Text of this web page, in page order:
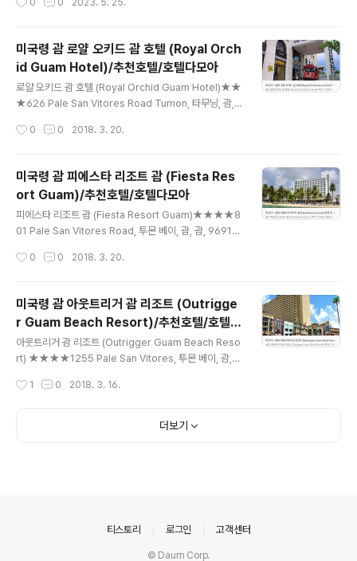
느껴보세요. 이용 가능한 택시 서비스..
다. 도심의 뛰어난 위치가 돋보이는 힐튼 시드니에 머물며
스에서 단 1.8km 거리의 편리한 위치에 있는 힐튼 시드니
에서 휴가를 더 다양하게 즐기세요. 힐튼 시드니에서 최적
의 서비스와 편의 시설을 이용해 보세요. 호텔 내에서 제공
되는 무료 인터넷으로 편리함과 만족감을 느껴보세요. 호
텔에서 제공하는 택시 서비스를 통해 편리한 시드니 여행
을 이용하시기 바랍니다. 익스프레스 체크인/체크아웃, 여
0 0 2023. 5. 25.
미국령 괌 로얄 오키드 괌 호텔 (Royal Orch
id Guam Hotel)/추천호텔/호텔다모아
로얄 오키드 괌 호텔 (Royal Orchid Guam Hotel)★★
★626 Pale San Vitores Road Tumon, 타무닝, 괌,
umon Bay)의 전망을 자랑하는 Royal Orchid Hotel은
갖추고 있습니다. 호텔은 4개의 레스토랑을 보유하고 있으
며, 대부분의 객실에서 바다의 전망을 즐기실 수 있습니다.
무료 Wi-Fi도 제공됩니다. Guam Royal Orchid Hotel
의 각 객실과 스위트룸은 에어컨, 전통적인 장식과 견고한
대리석 바닥을 갖추고 있습니다. 객실에서 도시, 수영장 또
는 냉장고와 커피..
0 0 2018. 3. 20.
미국령 괌 피에스타 리조트 괌 (Fiesta Res
ort Guam)/추천호텔/호텔다모아
피에스타 리조트 괌 (Fiesta Resort Guam)★★★★8
01 Pale San Vitores Road, 투몬 베이, 괌, 괌, 96913
로 위치해 있는 Fiesta Resort Guam은 어린이 프로그
BQ 레스토랑에서 다양한 식사도 즐기실 수 있습니다. 모든
객실과 공용 공간에서 무료 WiFi를 즐기실 수 있습니다. Fi
esta Guam Resort는 괌 국제공항에서 차로 단 7분 거
리에 있습니다. DFS 갤러리아(DFS Galleria)와 케이마
트(K-Mart)는 차로 2분, 미크로네시아 몰(Micronesia
..
0 0 2018. 3. 20.
미국령 괌 아웃트리거 괌 리조트 (Outrigge
r Guam Beach Resort)/추천호텔/호텔다
모아
아웃트리거 괌 리조트 (Outrigger Guam Beach Reso
rt) ★★★★1255 Pale San Vitores, 투몬 베이, 괌,
에 위치한 Outrigger Guam Beach Resort는 발코니
내 쇼핑몰, 피트니스 센터와 5개의 레스토랑을 자랑합니
1 0 2018. 3. 16.
더보기
티스토리 로그인 고객센터
© Daum Corp.